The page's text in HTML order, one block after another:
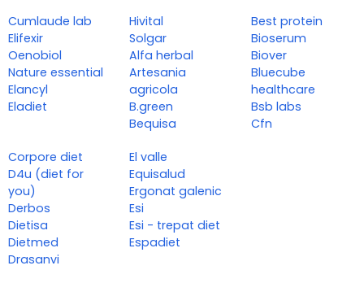
Cumlaude lab
Elifexir
Oenobiol
Nature essential
Elancyl
Eladiet
Hivital
Solgar
Alfa herbal
Artesania
agricola
B.green
Bequisa
Best protein
Bioserum
Biover
Bluecube
healthcare
Bsb labs
Cfn
Corpore diet
D4u (diet for
you)
Derbos
Dietisa
Dietmed
Drasanvi
El valle
Equisalud
Ergonat galenic
Esi
Esi - trepat diet
Espadiet